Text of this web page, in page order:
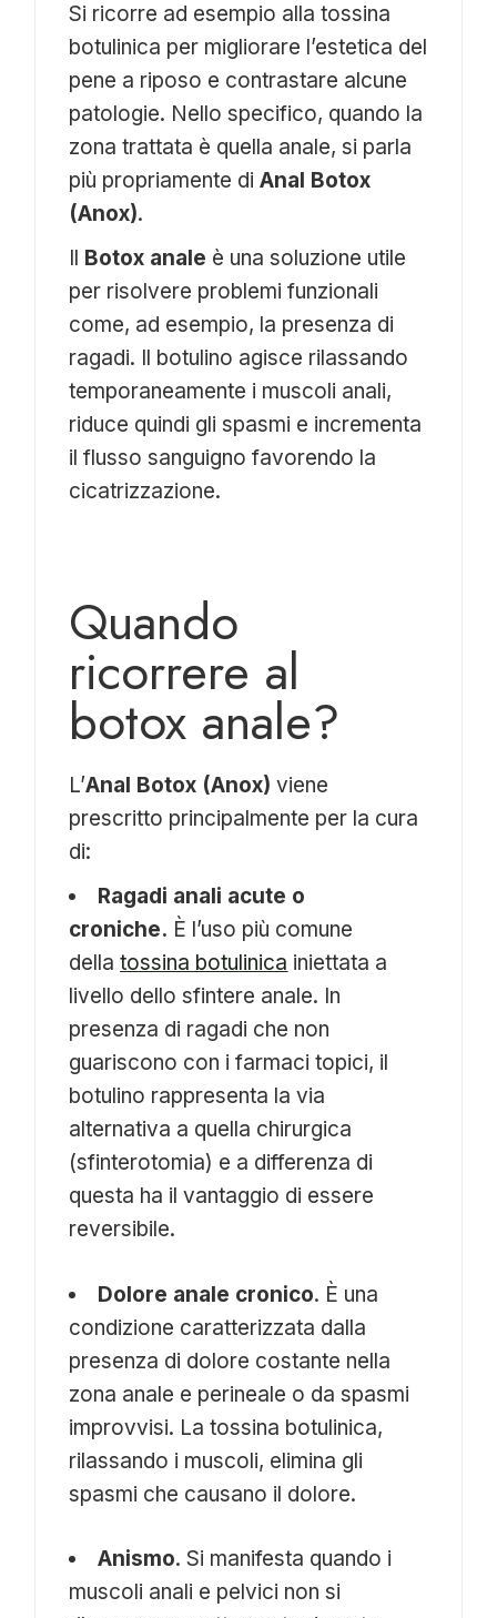
Si ricorre ad esempio alla tossina
botulinica per migliorare l’estetica del
pene a riposo e contrastare alcune
patologie. Nello specifico, quando la
zona trattata è quella anale, si parla
più propriamente diAnal Botox
(Anox).
Il Botox anale è una soluzione utile
per risolvere problemi funzionali
come, ad esempio, la presenza di
ragadi. Il botulino agisce rilassando
temporaneamente i muscoli anali,
riduce quindi gli spasmi e incrementa
il flusso sanguigno favorendo la
cicatrizzazione.
Quando
ricorrere al
botox anale?
L’Anal Botox (Anox)viene
prescritto principalmente per la cura
di:
Ragadi anali acute o
croniche. È l’uso più comune
dellatossina botulinica iniettata a
livello dello sfintere anale. In
presenza di ragadi che non
guariscono con i farmaci topici, il
botulino rappresenta la via
alternativa a quella chirurgica
(sfinterotomia) e a differenza di
questa ha il vantaggio di essere
reversibile.
Dolore anale cronico. È una
condizione caratterizzata dalla
presenza di dolore costante nella
zona anale e perineale o da spasmi
improvvisi. La tossina botulinica,
rilassando i muscoli, elimina gli
spasmi che causano il dolore.
Anismo. Si manifesta quando i
muscoli anali e pelvici non si